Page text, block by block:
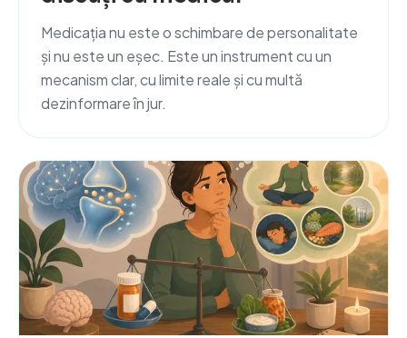
Medicația nu este o schimbare de personalitate
și nu este un eșec. Este un instrument cu un
mecanism clar, cu limite reale și cu multă
dezinformare în jur.